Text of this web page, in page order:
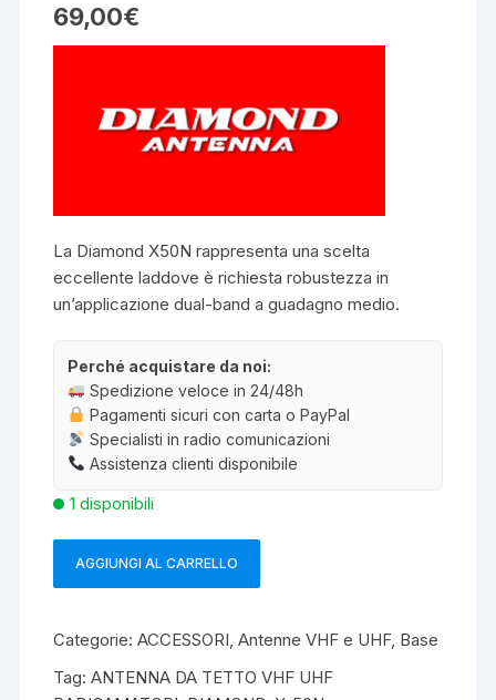
69,00€
La Diamond X50N rappresenta una scelta
eccellente laddove è richiesta robustezza in
un’applicazione dual-band a guadagno medio.
Perché acquistare da noi:
Spedizione veloce in 24/48h
Pagamenti sicuri con carta o PayPal
Specialisti in radio comunicazioni
Assistenza clienti disponibile
1 disponibili
DIAMOND
ANTENNA
BASE
AGGIUNGI AL CARRELLO
Categorie:ACCESSORI ,Antenne VHF e UHF, Base
Tag:ANTENNA DA TETTO VHF UHF